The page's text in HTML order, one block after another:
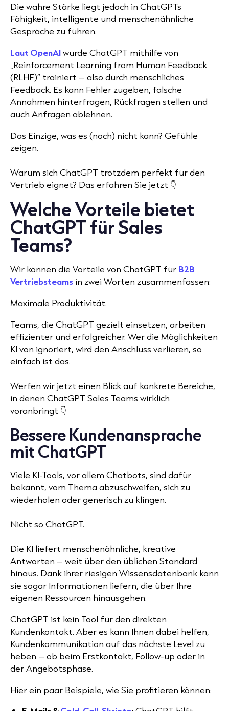
Die wahre Stärke liegt jedoch in ChatGPTs
Fähigkeit, intelligente und menschenähnliche
Gespräche zu führen.
Laut OpenAIwurde ChatGPT mithilfe von
„Reinforcement Learning from Human Feedback
(RLHF)“ trainiert – also durch menschliches
Feedback. Es kann Fehler zugeben, falsche
Annahmen hinterfragen, Rückfragen stellen und
auch Anfragen ablehnen.
Das Einzige, was es (noch) nicht kann? Gefühle
zeigen.
Warum sich ChatGPT trotzdem perfekt für den
Vertrieb eignet? Das erfahren Sie jetzt 👇
Welche Vorteile bietet
ChatGPT für Sales
Teams?
Wir können die Vorteile von ChatGPT für B2B
Vertriebsteams in zwei Worten zusammenfassen:
Maximale Produktivität.
Teams, die ChatGPT gezielt einsetzen, arbeiten
effizienter und erfolgreicher. Wer die Möglichkeiten
KI von ignoriert, wird den Anschluss verlieren, so
einfach ist das.
Werfen wir jetzt einen Blick auf konkrete Bereiche,
in denen ChatGPT Sales Teams wirklich
voranbringt 👇
Bessere Kundenansprache
mit ChatGPT
Viele KI-Tools, vor allem Chatbots, sind dafür
bekannt, vom Thema abzuschweifen, sich zu
wiederholen oder generisch zu klingen.
Nicht so ChatGPT.
Die KI liefert menschenähnliche, kreative
Antworten – weit über den üblichen Standard
hinaus. Dank ihrer riesigen Wissensdatenbank kann
sie sogar Informationen liefern, die über Ihre
eigenen Ressourcen hinausgehen.
ChatGPT ist kein Tool für den direkten
Kundenkontakt. Aber es kann Ihnen dabei helfen,
Kundenkommunikation auf das nächste Level zu
heben – ob beim Erstkontakt, Follow-up oder in
der Angebotsphase.
Hier ein paar Beispiele, wie Sie profitieren können: